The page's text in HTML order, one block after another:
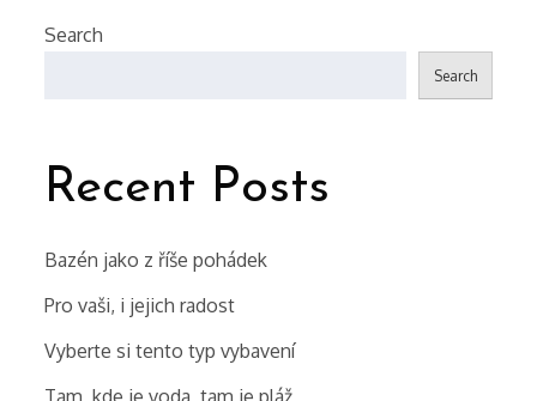
Search
Search
Recent Posts
Bazén jako z říše pohádek
Pro vaši, i jejich radost
Vyberte si tento typ vybavení
Tam, kde je voda, tam je pláž